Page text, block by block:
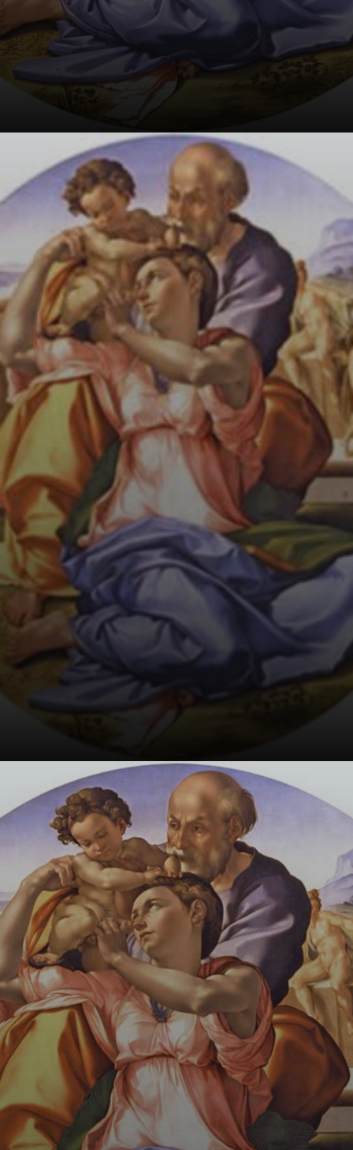
Michelangelo vi
ha riversato
maestria: giochi
di luce e ombra
creano una
composizione
pulsante
Il Tondo Doni si
erge come
capolavoro della
pittura
occidentale